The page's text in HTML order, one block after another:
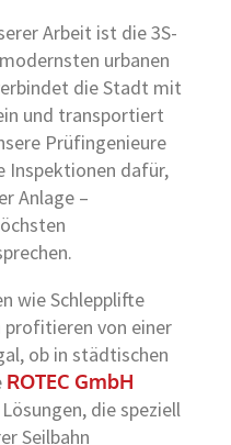
Arbeit ist die 3S-
urbanen
die Stadt mit
und transportiert
Prüfingenieure
Inspektionen dafür,
Anlage –
wie Schlepplifte
profitieren von einer
ob in städtischen
ROTEC GmbH
die speziell
Seilbahn